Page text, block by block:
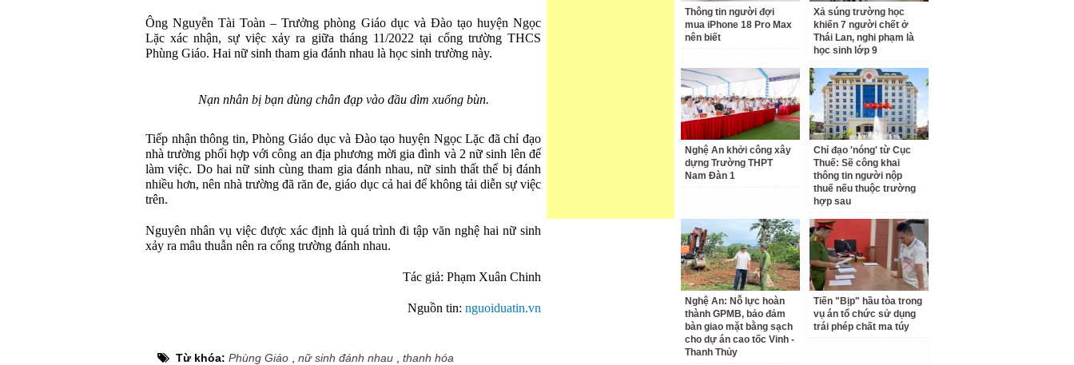
Ông Nguyễn Tài Toàn – Trưởng phòng Giáo dục và Đào tạo huyện Ngọc
Lặc xác nhận, sự việc xảy ra giữa tháng 11/2022 tại cổng trường THCS
Phùng Giáo. Hai nữ sinh tham gia đánh nhau là học sinh trường này.
Nạn nhân bị bạn dùng chân đạp vào đầu dìm xuống bùn.
Tiếp nhận thông tin, Phòng Giáo dục và Đào tạo huyện Ngọc Lặc đã chỉ đạo
nhà trường phối hợp với công an địa phương mời gia đình và 2 nữ sinh lên để
làm việc. Do hai nữ sinh cùng tham gia đánh nhau, nữ sinh thất thế bị đánh
nhiều hơn, nên nhà trường đã răn đe, giáo dục cả hai để không tải diễn sự việc
trên.
Nguyên nhân vụ việc được xác định là quá trình đi tập văn nghệ hai nữ sinh
xảy ra mâu thuẫn nên ra cổng trường đánh nhau.
Tác giả: Phạm Xuân Chinh
Nguồn tin: nguoiduatin.vn
Từ khóa: Phùng Giáo nữ sinh đánh nhau thanh hóa
Thông tin người đợi
mua iPhone 18 Pro Max
nên biết
Xả súng trường học
khiến 7 người chết ở
Thái Lan, nghi phạm là
học sinh lớp 9
Nghệ An khởi công xây
dựng Trường THPT
Nam Đàn 1
Chỉ đạo 'nóng' từ Cục
Thuế: Sẽ công khai
thông tin người nộp
thuế nếu thuộc trường
hợp sau
Nghệ An: Nỗ lực hoàn
thành GPMB, bảo đảm
bàn giao mặt bằng sạch
cho dự án cao tốc Vinh -
Thanh Thủy
Tiến "Bịp" hầu tòa trong
vụ án tổ chức sử dụng
trái phép chất ma túy